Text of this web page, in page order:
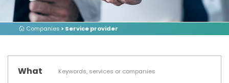
Companies > Service provider
What